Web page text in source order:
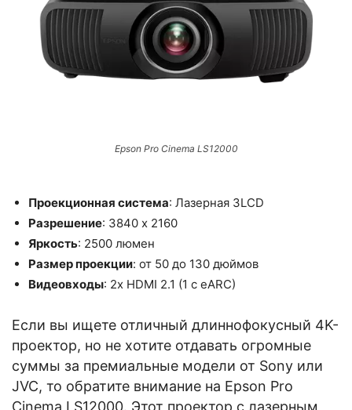
Epson Pro Cinema LS12000
Проекционная система: Лазерная 3LCD
Разрешение: 3840 x 2160
Яркость: 2500 люмен
Размер проекции: от 50 до 130 дюймов
Видеовходы: 2x HDMI 2.1 (1 с eARC)
Если вы ищете отличный длиннофокусный 4K-
проектор, но не хотите отдавать огромные
суммы за премиальные модели от Sony или
JVC, то обратите внимание на Epson Pro
Cinema LS12000. Этот проектор с лазерным